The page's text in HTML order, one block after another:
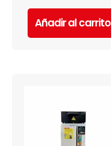
Añadir al carrito